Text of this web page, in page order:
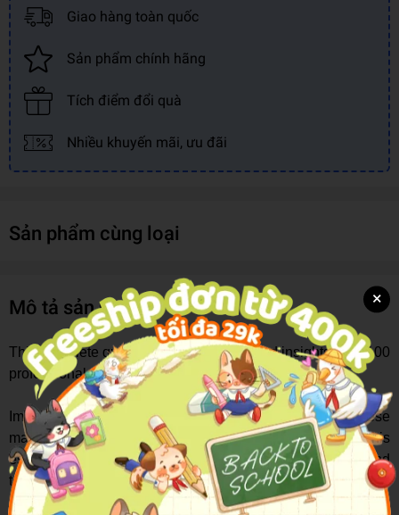
Giao hàng toàn quốc
Sản phẩm chính hãng
Tích điểm đổi quà
Nhiều khuyến mãi, ưu đãi
Sản phẩm cùng loại
Mô tả sản phẩm
This complete guide provides lessons and insights from 100
professional artists!
Imagine an art class taught by 100 professional Japanese
manga and anime illustrators. In much the same way, this
essential guide gathers the collective knowledge, tips and
techniques from over 100 anime and manga artists. The
lessons cover everything from the basics of figure drawing
×